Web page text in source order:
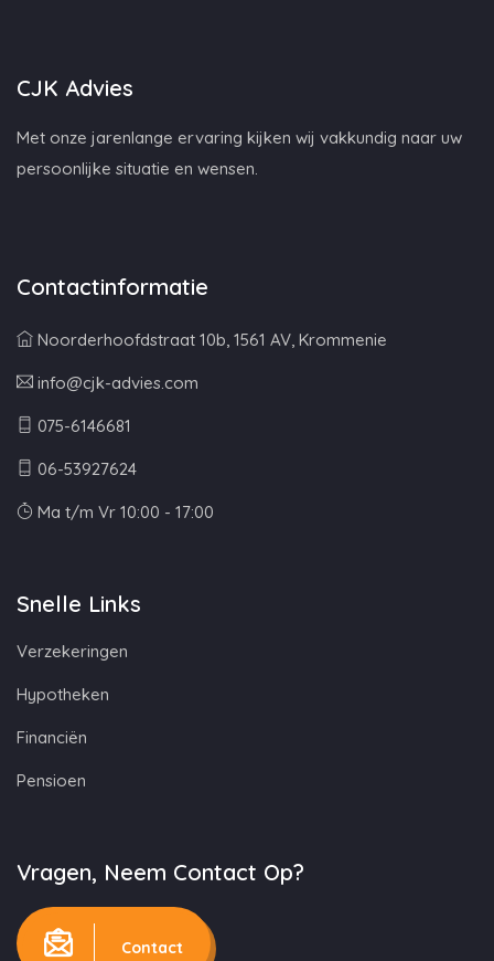
CJK Advies
Met onze jarenlange ervaring kijken wij vakkundig naar uw
persoonlijke situatie en wensen.
Contactinformatie
Noorderhoofdstraat 10b, 1561 AV, Krommenie
info@cjk-advies.com
075-6146681
06-53927624
Ma t/m Vr 10:00 - 17:00
Snelle Links
Verzekeringen
Hypotheken
Financiën
Pensioen
Vragen, Neem Contact Op?
Contact